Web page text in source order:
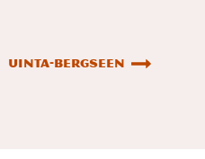
Uinta-Bergseen